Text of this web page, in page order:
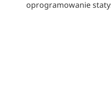
oprogramowanie